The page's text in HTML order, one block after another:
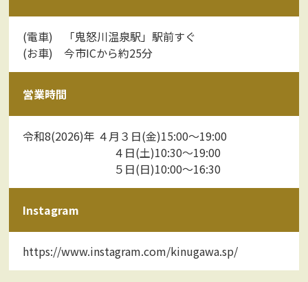
(電車) 「鬼怒川温泉駅」駅前すぐ
(お車) 今市ICから約25分
営業時間
令和8(2026)年 ４月３日(金)15:00～19:00
４日(土)10:30～19:00
５日(日)10:00～16:30
Instagram
https://www.instagram.com/kinugawa.sp/